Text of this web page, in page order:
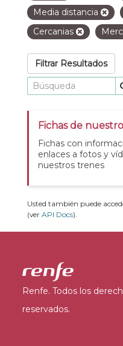
Media distancia
Cercanias
Filtrar Resultados
Fichas de
Fichas con
enlaces a fotos y
nuestros trenes
Usted también puede
(ver API Docs).
Renfe. Todos los
reservados.